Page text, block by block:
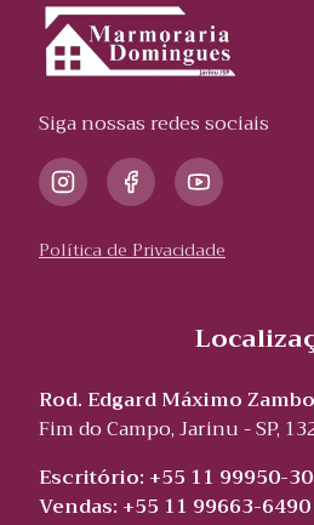
Siga nossas redes sociais
Política de Privacidade
Rod. Edgard Máximo
Fim do Campo, Jarinu - SP,
Escritório: +55 11 99950-
Vendas: +55 11 99663-6490